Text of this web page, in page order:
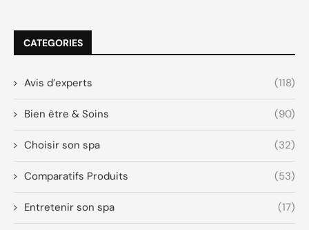
CATEGORIES
Avis d’experts (118)
Bien être & Soins (90)
Choisir son spa (32)
Comparatifs Produits (53)
Entretenir son spa (17)